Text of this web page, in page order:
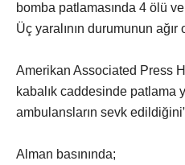
bomba patlamasında 4 ölü
Üç yaralının durumunun
Amerikan Associated Press
kabalık caddesinde patlama
ambulansların sevk
Alman basınında;